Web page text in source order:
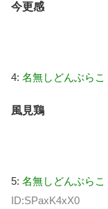
今更感
4: 名無しどんぶらこ
風見鶏
5: 名無しどんぶらこ
ID:SPaxK4xX0